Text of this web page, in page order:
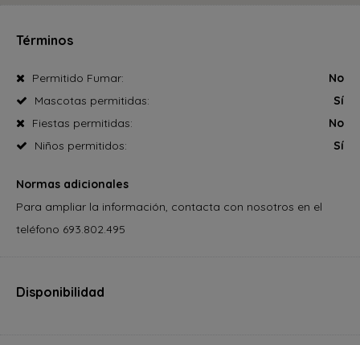
Términos
Permitido Fumar:
No
Mascotas permitidas:
Sí
Fiestas permitidas:
No
Niños permitidos:
Sí
Normas adicionales
Para ampliar la información, contacta con nosotros en el
teléfono 693.802.495
Disponibilidad